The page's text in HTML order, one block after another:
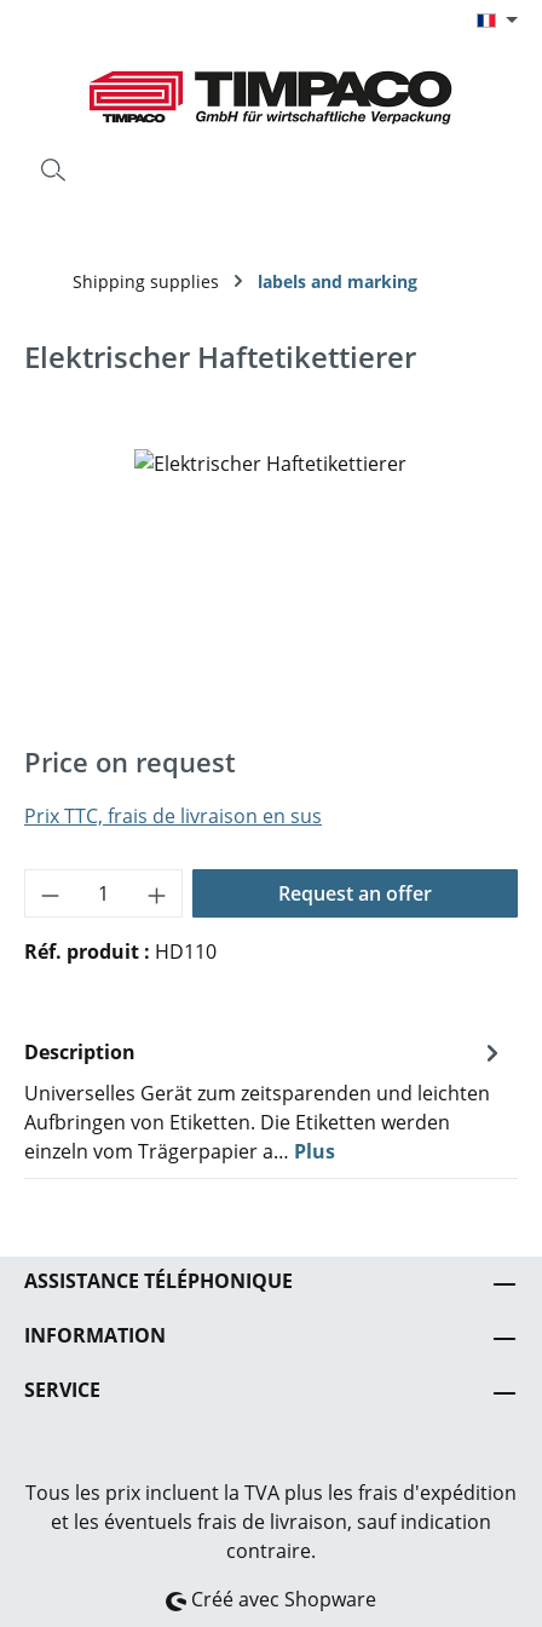
Shipping supplies labels and marking
Elektrischer Haftetikettierer
Ignorer la galerie d'images
Price on request
Prix TTC, frais de livraison en sus
Quantité de produit : Entrez la
Request an offer
Réf. produit : HD110
Description
Universelles Gerät zum zeitsparenden und leichten
Aufbringen von Etiketten. Die Etiketten werden
einzeln vom Trägerpapier a… Plus
ASSISTANCE TÉLÉPHONIQUE
INFORMATION
SERVICE
Tous les prix incluent la TVA plus les frais d'expédition
et les éventuels frais de livraison, sauf indication
contraire.
Créé avec Shopware